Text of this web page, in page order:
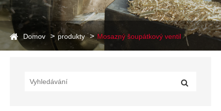
Domov produkty Mosazný šoupátkový ventil